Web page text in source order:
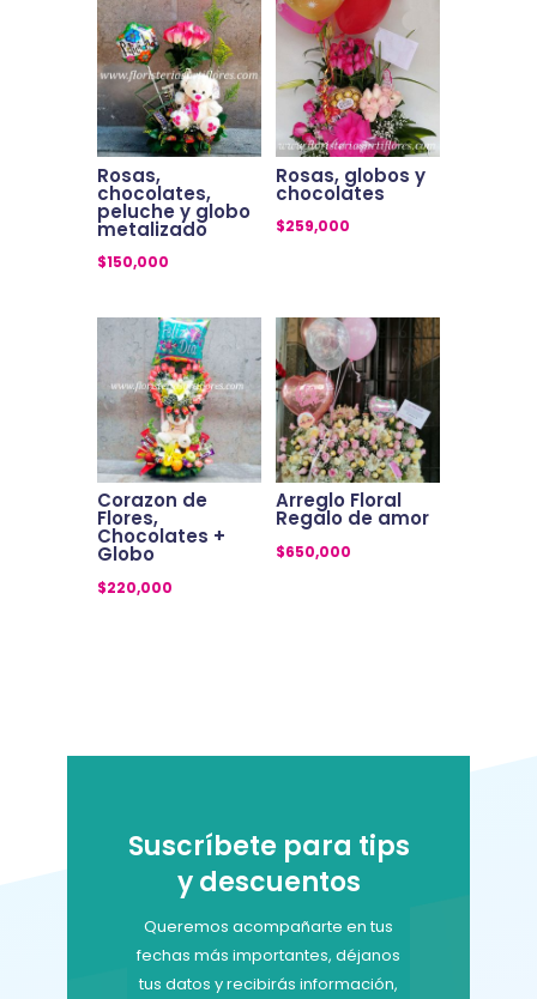
Rosas,
chocolates,
peluche y globo
metalizado
$150,000
Rosas, globos y
chocolates
$259,000
Corazon de
Flores,
Chocolates +
Globo
$220,000
Arreglo Floral
Regalo de amor
$650,000
Suscríbete para tips
y descuentos
Queremos acompañarte en tus
fechas más importantes, déjanos
tus datos y recibirás información,